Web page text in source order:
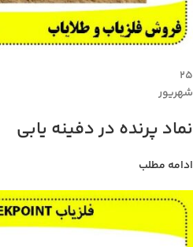
۲۵
شهریور
نماد پرنده در دفینه یابی
ادامه مطلب